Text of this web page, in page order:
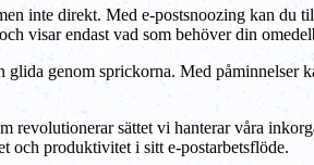
inte direkt. Med e-postsnoozing kan du
visar endast vad som behöver din
genom sprickorna. Med påminnelser
sättet vi hanterar våra
och produktivitet i sitt e-postarbetsflöde.